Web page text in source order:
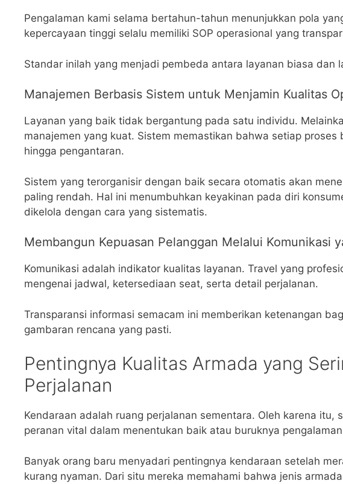
Pengalaman kami selama bertahun-tahun menunjukkan pola
kepercayaan tinggi selalu memiliki SOP operasional yang
Standar inilah yang menjadi pembeda antara layanan biasa dan
Manajemen Berbasis Sistem untuk Menjamin Kualitas
Layanan yang baik tidak bergantung pada satu individu.
manajemen yang kuat. Sistem memastikan bahwa setiap
hingga pengantaran.
Sistem yang terorganisir dengan baik secara otomatis akan
paling rendah. Hal ini menumbuhkan keyakinan pada diri
dikelola dengan cara yang sistematis.
Membangun Kepuasan Pelanggan Melalui Komunikasi
Komunikasi adalah indikator kualitas layanan. Travel yang
mengenai jadwal, ketersediaan seat, serta detail perjalanan.
Transparansi informasi semacam ini memberikan ketenangan
gambaran rencana yang pasti.
Pentingnya Kualitas Armada yang
Perjalanan
Kendaraan adalah ruang perjalanan sementara. Oleh karena itu,
peranan vital dalam menentukan baik atau buruknya
Banyak orang baru menyadari pentingnya kendaraan setelah
kurang nyaman. Dari situ mereka memahami bahwa jenis